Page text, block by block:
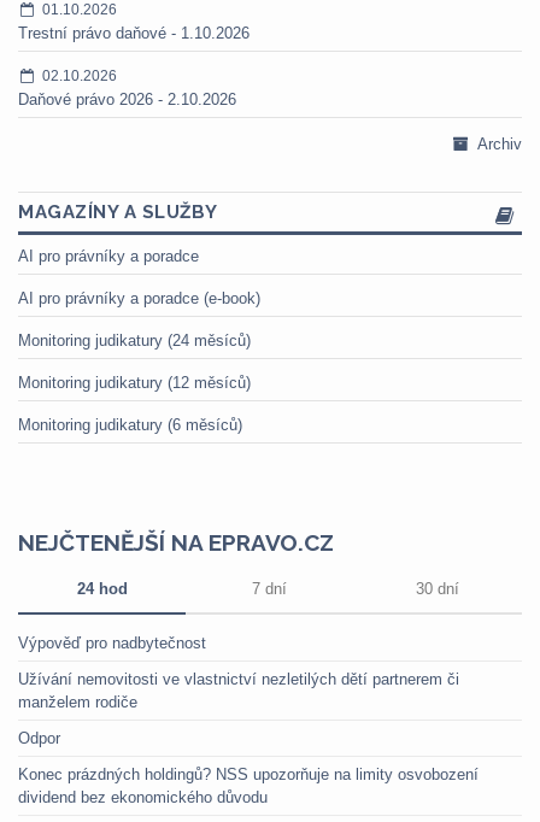
01.10.2026
Trestní právo daňové - 1.10.2026
02.10.2026
Daňové právo 2026 - 2.10.2026
Archiv
MAGAZÍNY A SLUŽBY
AI pro právníky a poradce
AI pro právníky a poradce (e-book)
Monitoring judikatury (24 měsíců)
Monitoring judikatury (12 měsíců)
Monitoring judikatury (6 měsíců)
NEJČTENĚJŠÍ NA EPRAVO.CZ
24 hod 7 dní 30 dní
Výpověď pro nadbytečnost
Užívání nemovitosti ve vlastnictví nezletilých dětí partnerem či
manželem rodiče
Odpor
Konec prázdných holdingů? NSS upozorňuje na limity osvobození
dividend bez ekonomického důvodu